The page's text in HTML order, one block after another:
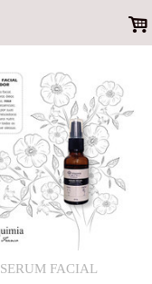
.
SERUM FACIAL